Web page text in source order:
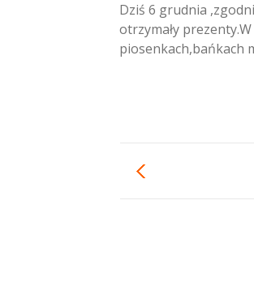
Dziś 6 grudnia
otrzymały
piosenkach,bańkach